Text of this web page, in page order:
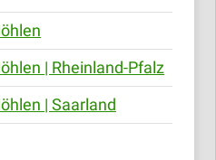
| Rheinland-Pfalz
| Saarland